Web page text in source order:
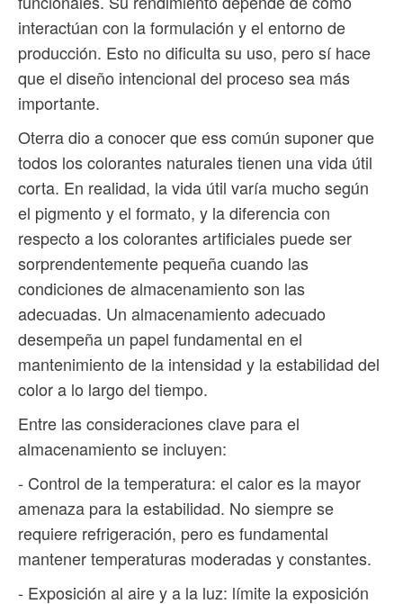
interactúan con la formulación y el entorno de
producción. Esto no dificulta su uso, pero sí hace
que el diseño intencional del proceso sea más
importante.
Oterra dio a conocer que ess común suponer que
todos los colorantes naturales tienen una vida útil
corta. En realidad, la vida útil varía mucho según
el pigmento y el formato, y la diferencia con
respecto a los colorantes artificiales puede ser
sorprendentemente pequeña cuando las
condiciones de almacenamiento son las
adecuadas. Un almacenamiento adecuado
desempeña un papel fundamental en el
mantenimiento de la intensidad y la estabilidad del
color a lo largo del tiempo.
Entre las consideraciones clave para el
almacenamiento se incluyen:
- Control de la temperatura: el calor es la mayor
amenaza para la estabilidad. No siempre se
requiere refrigeración, pero es fundamental
mantener temperaturas moderadas y constantes.
- Exposición al aire y a la luz: límite la exposición